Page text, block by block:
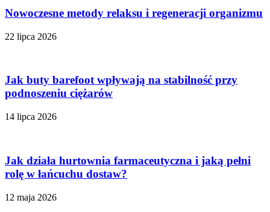
Nowoczesne metody relaksu i regeneracji organizmu
22 lipca 2026
Jak buty barefoot wpływają na stabilność przy
podnoszeniu ciężarów
14 lipca 2026
Jak działa hurtownia farmaceutyczna i jaką pełni
rolę w łańcuchu dostaw?
12 maja 2026